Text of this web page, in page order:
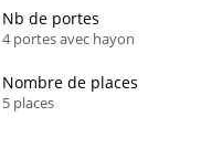
Nb de portes
4 portes avec hayon
Nombre de places
5 places